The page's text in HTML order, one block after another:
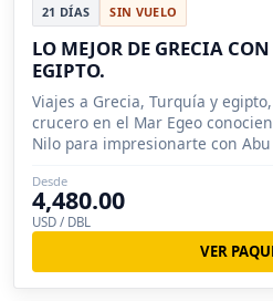
21 DÍAS SIN VUELO
LO MEJOR DE GRECIA
EGIPTO.
Viajes a Grecia, Turquía y
crucero en el Mar Egeo
Nilo para impresionarte con
Desde
4,480.00
USD / DBL
VER